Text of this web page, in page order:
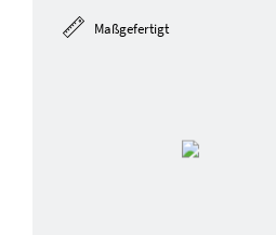
Maßgefertigt